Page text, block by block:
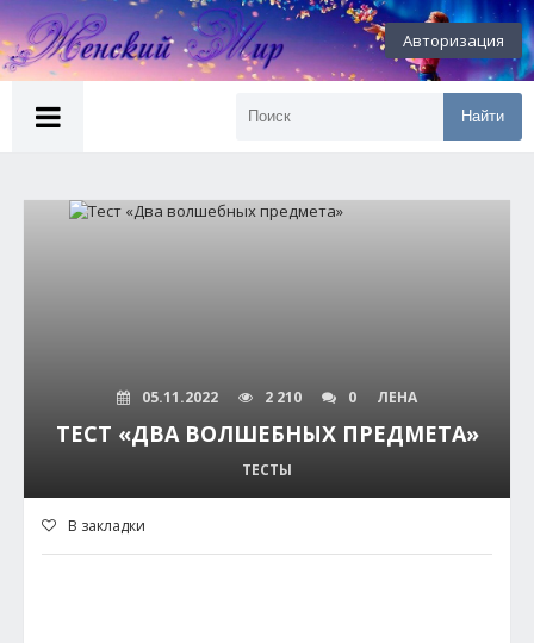
Авторизация
Найти
05.11.2022 2 210 0 ЛЕНА
ТЕСТ «ДВА ВОЛШЕБНЫХ ПРЕДМЕТА»
ТЕСТЫ
В закладки